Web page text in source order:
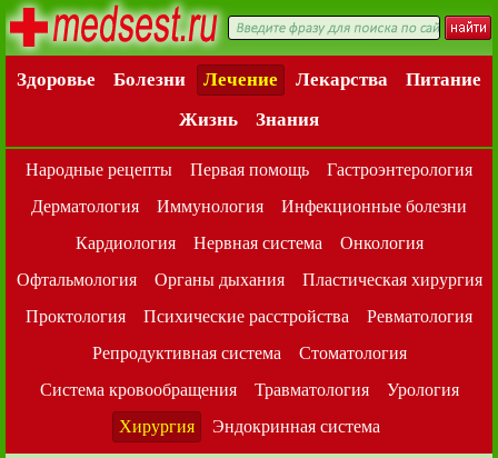
Здоровье Болезни Лечение Лекарства
Питание
Жизнь
Знания
Народные рецепты Первая помощь
Гастроэнтерология
Дерматология
Иммунология
Инфекционные болезни
Кардиология
Нервная система
Онкология
Офтальмология
Органы дыхания
Пластическая хирургия
Проктология
Психические расстройства
Ревматология
Репродуктивная система
Стоматология
Система кровообращения
Травматология
Урология
Хирургия
Эндокринная система